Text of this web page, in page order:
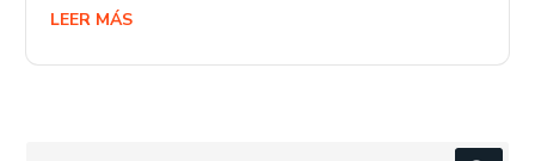
LEER MÁS